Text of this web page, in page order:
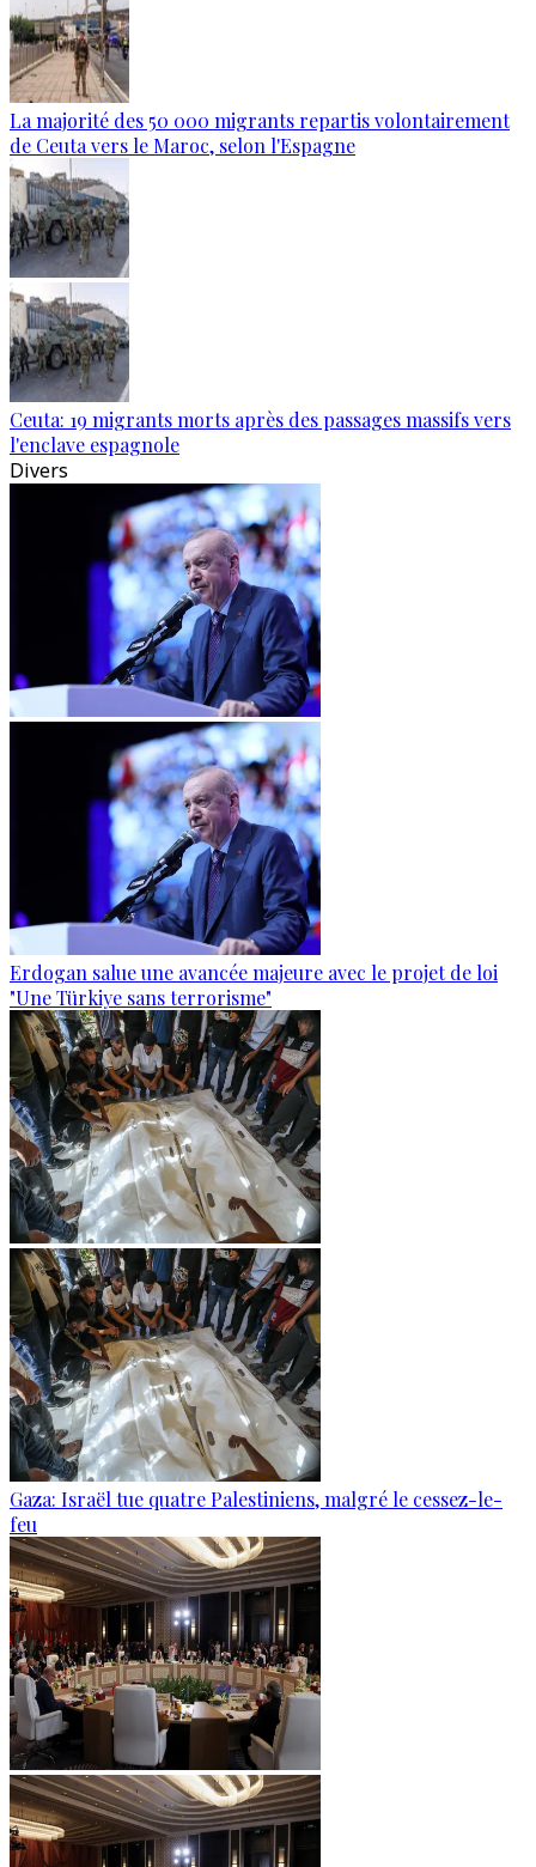
La majorité des 50 000 migrants repartis volontairement
de Ceuta vers le Maroc, selon l'Espagne
Ceuta: 19 migrants morts après des passages massifs vers
l'enclave espagnole
Divers
Erdogan salue une avancée majeure avec le projet de loi
"Une Türkiye sans terrorisme"
Gaza: Israël tue quatre Palestiniens, malgré le cessez-le-
feu